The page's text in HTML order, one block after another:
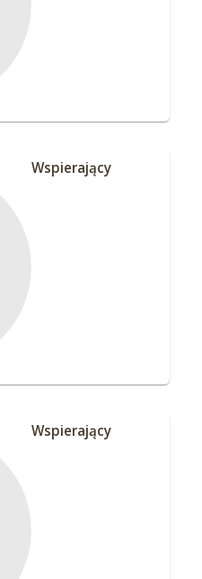
Wspierający
Wspierający